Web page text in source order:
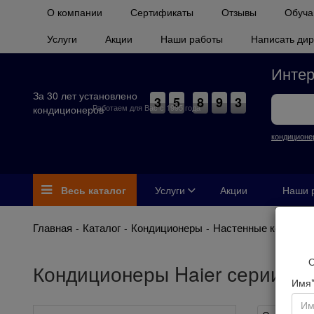
О компании Сертификаты Отзывы
Услуги
Акции Наши работы Написать
Работаем для Вас с 1995 года
За 30 лет установлено
кондиционеров
3 5 8 9 3
Весь каталог Услуги Акции Наши
Главная Каталог Кондиционеры Настенные
Кондиционеры Haier серии
Имя*